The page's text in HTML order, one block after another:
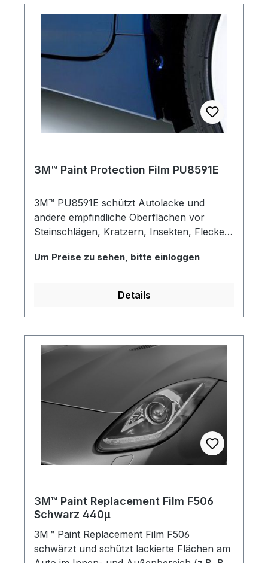
3M™ Paint Protection Film PU8591E
3M™ PU8591E schützt Autolacke und
andere empfindliche Oberflächen vor
Steinschlägen, Kratzern, Insekten, Flecken
Fahrzeugflüssigkeiten sowie vor
Fahrzeugs zu beeinträchtigen.
Um Preise zu sehen, bitte einloggen
Details
3M™ Paint Replacement Film F506
Schwarz 440µ
3M™ Paint Replacement Film F506
schwärzt und schützt lackierte Flächen am